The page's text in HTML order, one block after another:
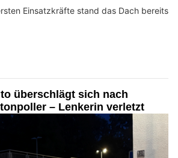
Einsatzkräfte stand das Dach bereits
überschlägt sich nach
– Lenkerin verletzt